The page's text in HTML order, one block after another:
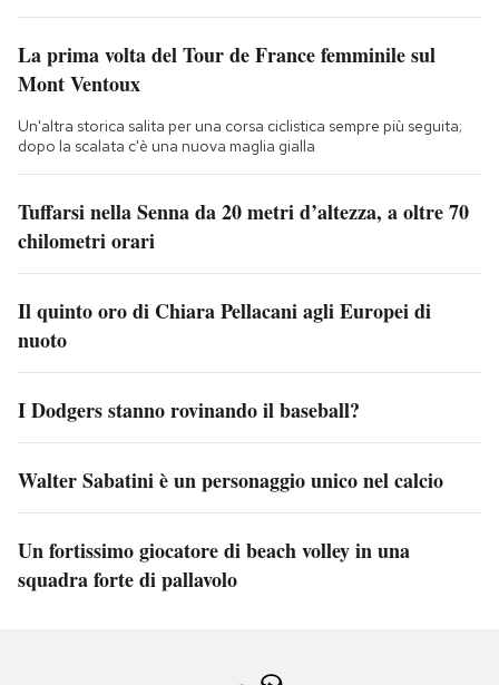
La prima volta del Tour de France femminile sul
Mont Ventoux
Un'altra storica salita per una corsa ciclistica sempre più seguita;
dopo la scalata c'è una nuova maglia gialla
Tuffarsi nella Senna da 20 metri d’altezza, a oltre 70
chilometri orari
Il quinto oro di Chiara Pellacani agli Europei di
nuoto
I Dodgers stanno rovinando il baseball?
Walter Sabatini è un personaggio unico nel calcio
Un fortissimo giocatore di beach volley in una
squadra forte di pallavolo